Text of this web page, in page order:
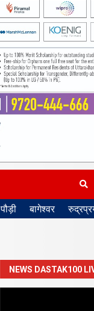
पौड़ी बागेश्वर
NEWS DASTAK100